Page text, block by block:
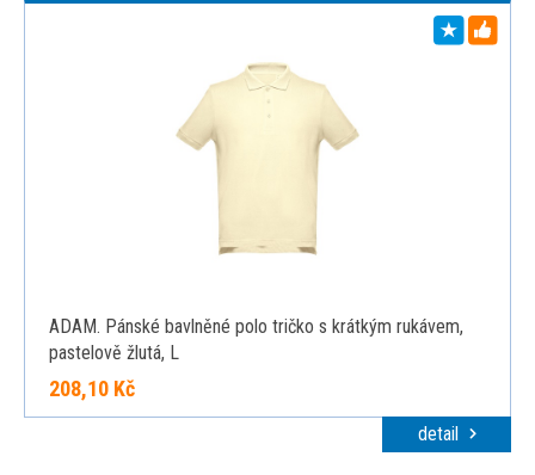
ADAM. Pánské bavlněné polo tričko s krátkým rukávem,
pastelově žlutá, L
208,10 Kč
detail